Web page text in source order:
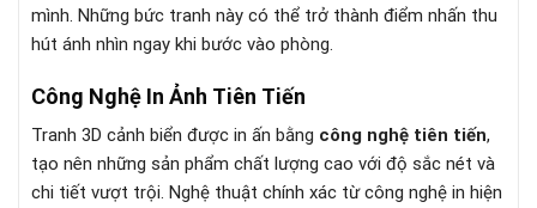
mình. Những bức tranh này có thể trở thành điểm nhấn thu
hút ánh nhìn ngay khi bước vào phòng.
Công Nghệ In Ảnh Tiên Tiến
Tranh 3D cảnh biển được in ấn bằng công nghệ tiên tiến,
tạo nên những sản phẩm chất lượng cao với độ sắc nét và
chi tiết vượt trội. Nghệ thuật chính xác từ công nghệ in hiện